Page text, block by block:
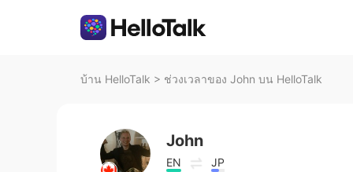
บ้าน HelloTalk > ช่วงเวลาของ John บน HelloTalk
John
EN JP